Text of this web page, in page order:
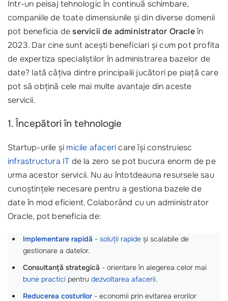
Într-un peisaj tehnologic în continuă schimbare,
companiile de toate dimensiunile și din diverse domenii
pot beneficia deservicii de administrator Oracleîn
2023. Dar cine sunt acești beneficiari și cum pot profita
de expertiza specialiștilor în administrarea bazelor de
date? Iată câțiva dintre principalii jucători pe piață care
pot să obțină cele mai multe avantaje din aceste
servicii.
1. Începători în tehnologie
Startup-urile și micile afacericare își construiesc
infrastructura IT de la zero se pot bucura enorm de pe
urma acestor servicii. Nu au întotdeauna resursele sau
cunoștințele necesare pentru a gestiona bazele de
date în mod eficient. Colaborând cu un administrator
Oracle, pot beneficia de:
Implementare rapidă - soluții rapide și scalabile de
gestionare a datelor.
Consultanță strategică - orientare în alegerea celor mai
bune practici pentru dezvoltarea afacerii.
Reducerea costurilor- economii prin evitarea erorilor